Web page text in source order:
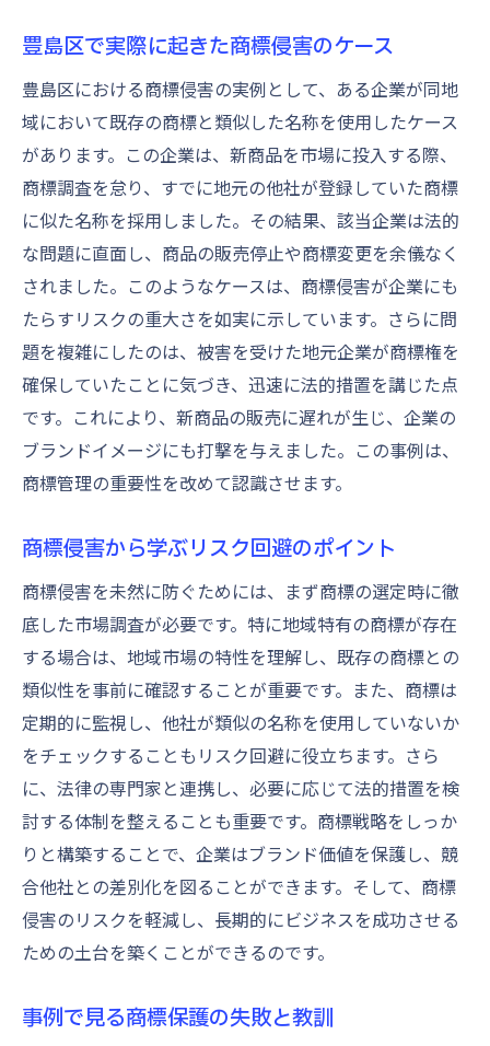
豊島区で実際に起きた商標侵害のケース
豊島区における商標侵害の実例として、ある企業が同地
域において既存の商標と類似した名称を使用したケース
があります。この企業は、新商品を市場に投入する際、
商標調査を怠り、すでに地元の他社が登録していた商標
に似た名称を採用しました。その結果、該当企業は法的
な問題に直面し、商品の販売停止や商標変更を余儀なく
されました。このようなケースは、商標侵害が企業にも
たらすリスクの重大さを如実に示しています。さらに問
題を複雑にしたのは、被害を受けた地元企業が商標権を
確保していたことに気づき、迅速に法的措置を講じた点
です。これにより、新商品の販売に遅れが生じ、企業の
ブランドイメージにも打撃を与えました。この事例は、
商標管理の重要性を改めて認識させます。
商標侵害から学ぶリスク回避のポイント
商標侵害を未然に防ぐためには、まず商標の選定時に徹
底した市場調査が必要です。特に地域特有の商標が存在
する場合は、地域市場の特性を理解し、既存の商標との
類似性を事前に確認することが重要です。また、商標は
定期的に監視し、他社が類似の名称を使用していないか
をチェックすることもリスク回避に役立ちます。さら
に、法律の専門家と連携し、必要に応じて法的措置を検
討する体制を整えることも重要です。商標戦略をしっか
りと構築することで、企業はブランド価値を保護し、競
合他社との差別化を図ることができます。そして、商標
侵害のリスクを軽減し、長期的にビジネスを成功させる
ための土台を築くことができるのです。
事例で見る商標保護の失敗と教訓